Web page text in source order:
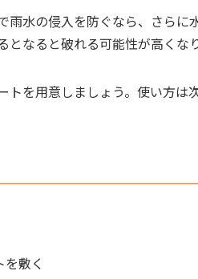
水の侵入を防ぐなら、さらに
なると破れる可能性が高くなり
を用意しましょう。使い方は
敷く